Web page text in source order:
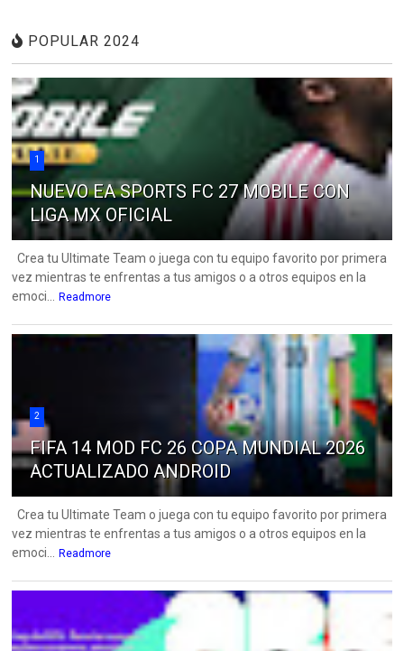
POPULAR 2024
1
NUEVO EA SPORTS FC 27 MOBILE CON
LIGA MX OFICIAL
Crea tu Ultimate Team o juega con tu equipo favorito por primera
vez mientras te enfrentas a tus amigos o a otros equipos en la
emoci...
Readmore
2
FIFA 14 MOD FC 26 COPA MUNDIAL 2026
ACTUALIZADO ANDROID
Crea tu Ultimate Team o juega con tu equipo favorito por primera
vez mientras te enfrentas a tus amigos o a otros equipos en la
emoci...
Readmore